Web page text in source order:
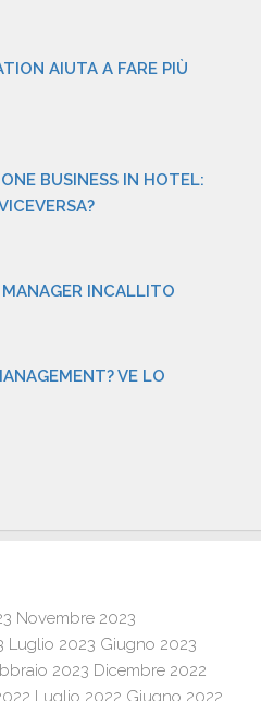
AIUTA A FARE PIÙ
BUSINESS IN HOTEL:
INCALLITO
VE LO
Novembre 2023
Luglio 2023 Giugno 2023
2023 Dicembre 2022
Luglio 2022 Giugno 2022